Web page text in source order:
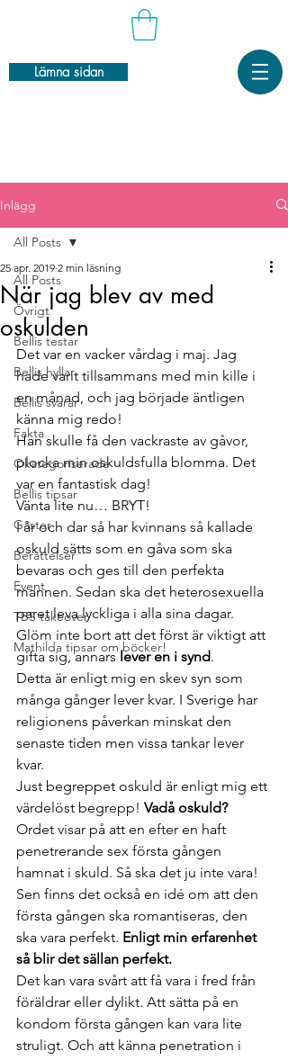
Lämna sidan
Inlägg
All Posts
Övrigt
Bellis testar
Bellis hyllar
Bellis svarar
Fakta
Okategoriserade
Bellis tipsar
Gäster
Berättelser
Event
TBS takeover
Mathilda tipsar om böcker!
All Posts
När jag blev av med
oskulden
25 apr. 2019 2 min läsning
Det var en vacker vårdag i maj. Jag
hade varit tillsammans med min kille i
en månad, och jag började äntligen
känna mig redo!
Han skulle få den vackraste av gåvor,
plocka min oskuldsfulla blomma. Det
var en fantastisk dag!
Vänta lite nu… BRYT!
I år och dar så har kvinnans så kallade
oskuld sätts som en gåva som ska
bevaras och ges till den perfekta
mannen. Sedan ska det heterosexuella
paret leva lyckliga i alla sina dagar.
Glöm inte bort att det först är viktigt att
gifta sig, annars lever en i synd.
Detta är enligt mig en skev syn som
många gånger lever kvar. I Sverige har
religionens påverkan minskat den
senaste tiden men vissa tankar lever
kvar.
Just begreppet oskuld är enligt mig ett
värdelöst begrepp! Vadå oskuld?
Ordet visar på att en efter en haft
penetrerande sex första gången
hamnat i skuld. Så ska det ju inte vara!
Sen finns det också en idé om att den
första gången ska romantiseras, den
ska vara perfekt. Enligt min erfarenhet
så blir det sällan perfekt.
Det kan vara svårt att få vara i fred från
föräldrar eller dylikt. Att sätta på en
kondom första gången kan vara lite
struligt. Och att känna penetration i